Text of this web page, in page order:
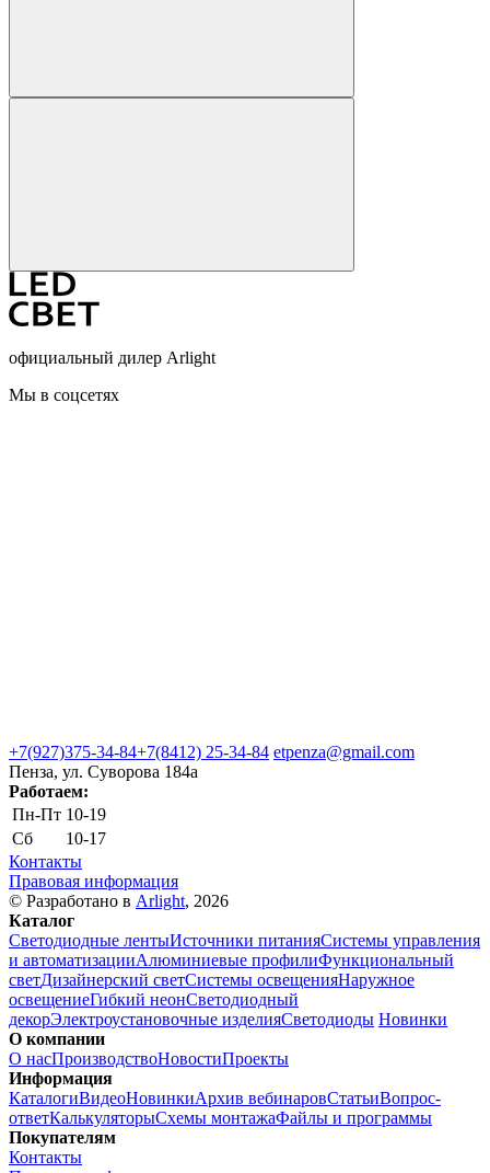
официальный дилер Arlight
Мы в соцсетях
+7(927)375-34-84+7(8412) 25-34-84 etpenza@gmail.com
Пенза, ул. Cуворова 184а
Работаем:
Пн-Пт 10-19
Сб
10-17
Контакты
Правовая информация
© Разработано в Arlight, 2026
Каталог
Светодиодные лентыИсточники питанияСистемы управления
и автоматизацииАлюминиевые профилиФункциональный
светДизайнерский светСистемы освещенияНаружное
освещениеГибкий неонСветодиодный
декорЭлектроустановочные изделияСветодиоды Новинки
О компании
О насПроизводствоНовостиПроекты
Информация
КаталогиВидеоНовинкиАрхив вебинаровСтатьиВопрос-
ответКалькуляторыСхемы монтажаФайлы и программы
Покупателям
Контакты